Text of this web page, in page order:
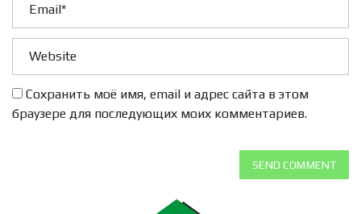
Сохранить моё имя, email и адрес сайта в этом
браузере для последующих моих комментариев.
SEND COMMENT